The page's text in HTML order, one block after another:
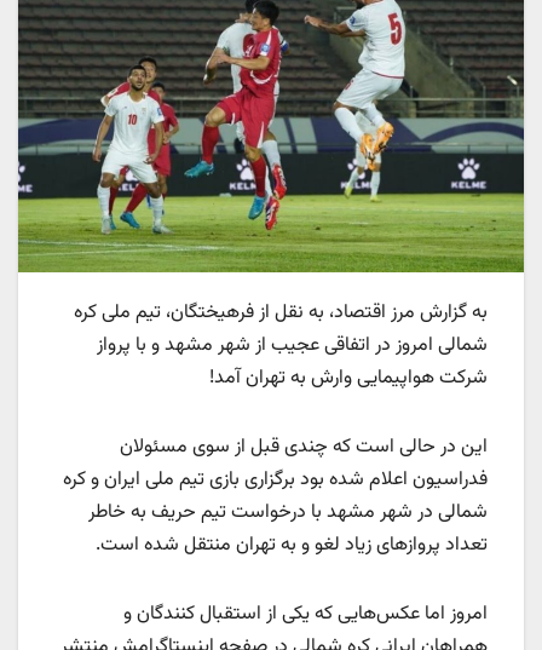
به گزارش مرز اقتصاد، به نقل از فرهیختگان، تیم ملی کره
شمالی امروز در اتفاقی عجیب از شهر مشهد و با پرواز
شرکت هواپیمایی وارش به تهران آمد!
این در حالی است که چندی قبل از سوی مسئولان
فدراسیون اعلام شده بود برگزاری بازی تیم ملی ایران و کره
شمالی در شهر مشهد با درخواست تیم حریف به خاطر
تعداد پروازهای زیاد لغو و به تهران منتقل شده است.
امروز اما عکس‌هایی که یکی از استقبال کنندگان و